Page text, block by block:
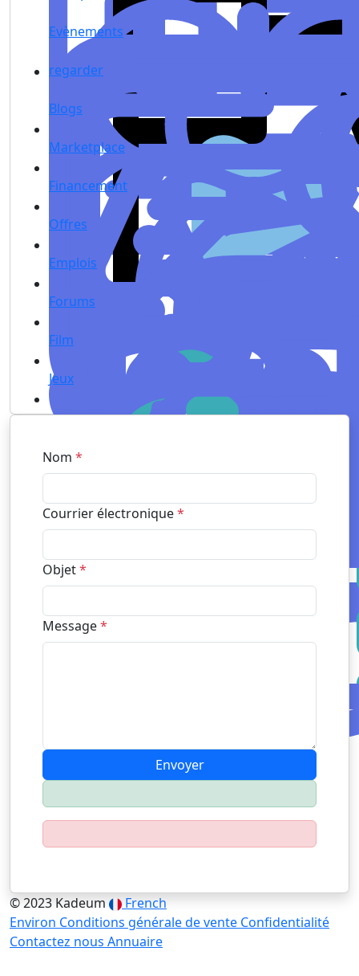
Evènements
regarder
Blogs
Marketplace
Financement
Offres
Emplois
Forums
Film
Jeux
Nom *
Courrier électronique*
Objet*
Message*
Envoyer
© 2023 Kadeum
French
Environ Conditions générale de vente Confidentialité
Contactez nous Annuaire